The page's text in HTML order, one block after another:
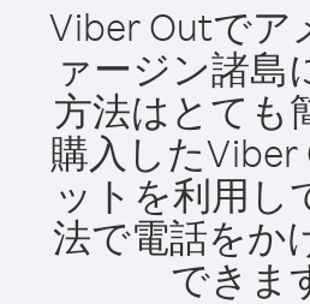
Viber Outでア
ァージン諸島
方法はとても
購入したViber
ットを利用し
法で電話をか
できま